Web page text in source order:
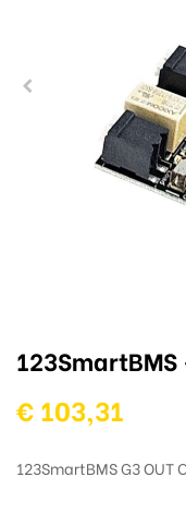
€ 103,31
123SmartBMS G3 OUT